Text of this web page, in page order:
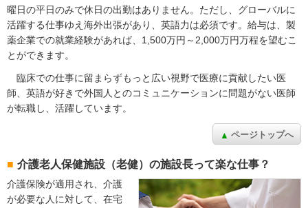
曜日の平日のみで休日の出勤はありません。ただし、グローバルに
活躍する仕事ゆえ海外出張があり、英語力は必須です。給与は、製
薬企業での就業経験があれば、1,500万円～2,000万円万程を望むこ
とができます。
臨床での仕事に留まらずもっと広い視野で医療に貢献したい医
師、英語が好きで外国人とのコミュニケーションに問題がない医師
が転職し、活躍しています。
ページトップへ
介護老人保健施設（老健）の施設長って楽な仕事？
介護保険が適用され、介護
が必要な人に対して、在宅